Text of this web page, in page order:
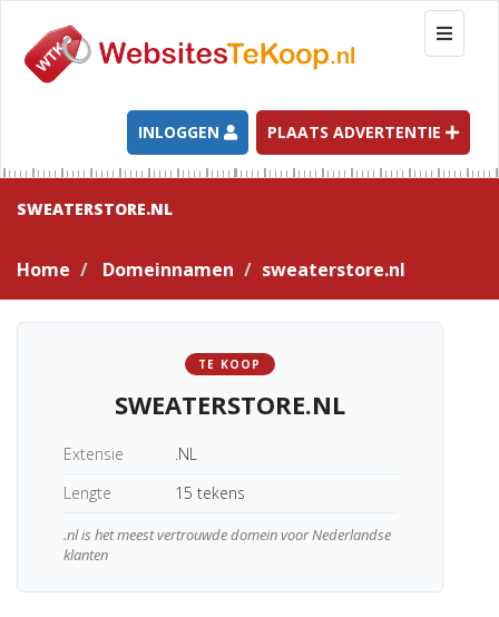
T
o
g
l
e
n
a
t
INLOGGEN PLAATS ADVERTENTIE
SWEATERSTORE.NL
Home Domeinnamen sweaterstore.nl
TE KOOP
SWEATERSTORE.NL
Extensie
.NL
Lengte
15 tekens
.nl is het meest vertrouwde domein voor Nederlandse
klanten